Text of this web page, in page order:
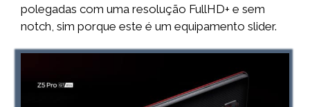
polegadas com uma resolução FullHD+ e sem
notch, sim porque este é um equipamento slider.